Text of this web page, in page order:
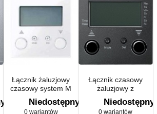
Łącznik żaluzjowy
czasowy system M
Niedostępny
0 wariantów
Łącznik czasowy
żaluzjowy z
przyłączem czujnika
system M
Niedostępny
0 wariantów